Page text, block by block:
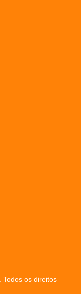
Todos os direitos